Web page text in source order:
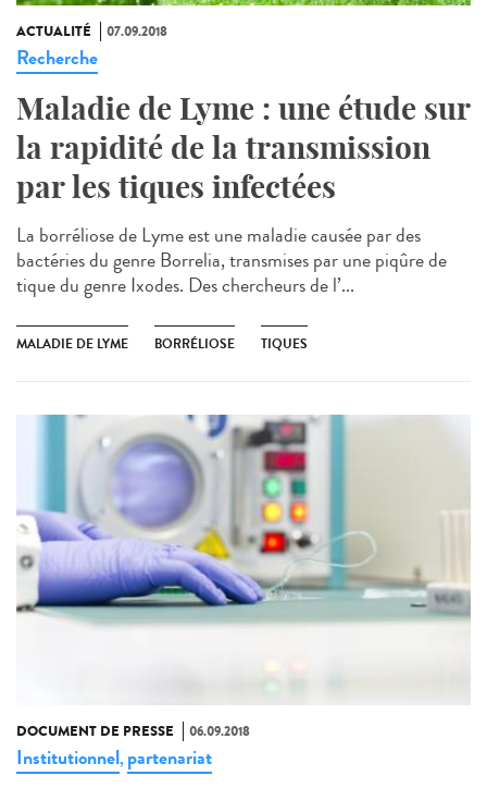
ACTUALITÉ 07.09.2018
Recherche
Maladie de Lyme : une étude sur
la rapidité de la transmission
par les tiques infectées
La borréliose de Lyme est une maladie causée par des
bactéries du genre Borrelia, transmises par une piqûre de
tique du genre Ixodes. Des chercheurs de l’...
MALADIE DE LYME BORRÉLIOSE TIQUES
DOCUMENT DE PRESSE 06.09.2018
Institutionnel, partenariat